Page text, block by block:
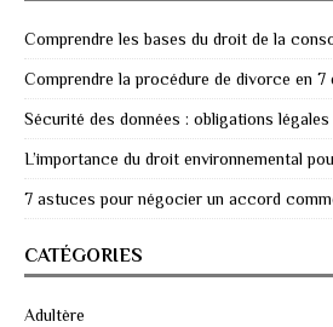
Comprendre les bases du droit de la
Comprendre la procédure de divorce en 7
Sécurité des données : obligations
L’importance du droit environnemental
7 astuces pour négocier un accord
CATÉGORIES
Adultère